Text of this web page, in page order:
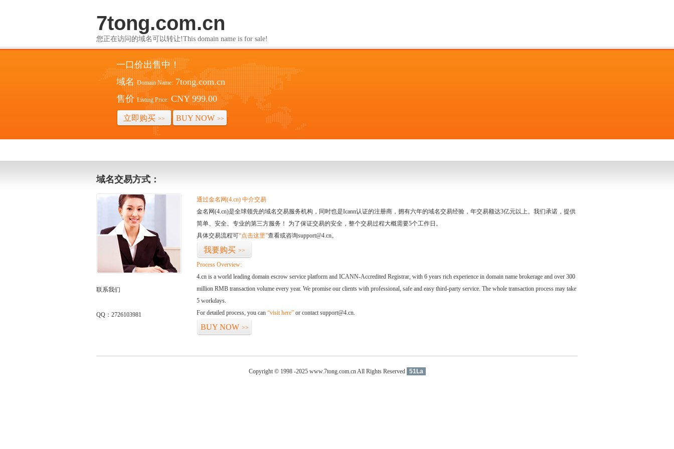
7tong.com.cn
您正在访问的域名可以转让!This domain name is for sale!
一口价出售中！
域名 Domain Name: 7tong.com.cn
售价 Listing Price: CNY 999.00
立即购买 >> BUY NOW >>
域名交易方式：
联系我们
QQ：2726103981
通过金名网(4.cn) 中介交易
金名网(4.cn)是全球领先的域名交易服务机构，同时也是Icann认证的注册商，拥有六年的域名交易经验，年交易额达3亿元以上。我们承诺，提供
简单、安全、专业的第三方服务！ 为了保证交易的安全，整个交易过程大概需要5个工作日。
具体交易流程可“点击这里”查看或咨询support@4.cn。
我要购买 >>
Process Overview:
4.cn is a world leading domain escrow service platform and ICANN-Accredited Registrar, with 6 years rich experience in domain name brokerage and over 300
million RMB transaction volume every year. We promise our clients with professional, safe and easy third-party service. The whole transaction process may take
5 workdays.
For detailed process, you can “visit here” or contact support@4.cn.
BUY NOW >>
Copyright © 1998 -2025 www.7tong.com.cn All Rights Reserved 51La